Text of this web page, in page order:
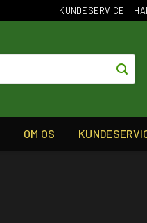
KUNDESERVICE
OM OS